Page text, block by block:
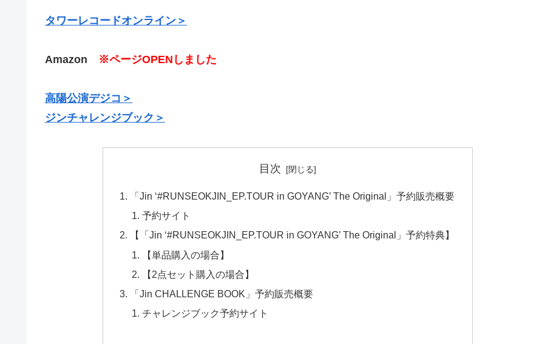
タワーレコードオンライン＞
Amazon ※ページOPENしました
高陽公演デジコ＞
ジンチャレンジブック＞
目次
「Jin ‘#RUNSEOKJIN_EP.TOUR in GOYANG’ The Original」予約販売概要
予約サイト
【「Jin ‘#RUNSEOKJIN_EP.TOUR in GOYANG’ The Original」予約特典】
【単品購入の場合】
【2点セット購入の場合】
「Jin CHALLENGE BOOK」予約販売概要
チャレンジブック予約サイト